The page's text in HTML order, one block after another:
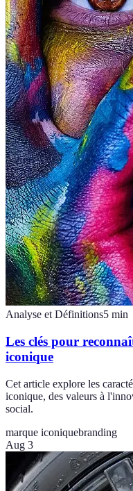
Analyse et Définitions5 min
Les clés pour
iconique
Cet article explore les
iconique, des valeurs à
social.
marque iconiquebranding
Aug 3